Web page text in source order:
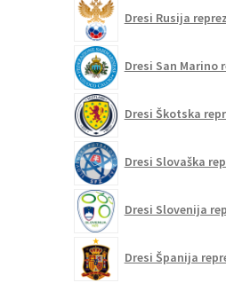
Dresi Rusija
Dresi San Marino
Dresi Škotska
Dresi Slovaška
Dresi Slovenija
Dresi Španija